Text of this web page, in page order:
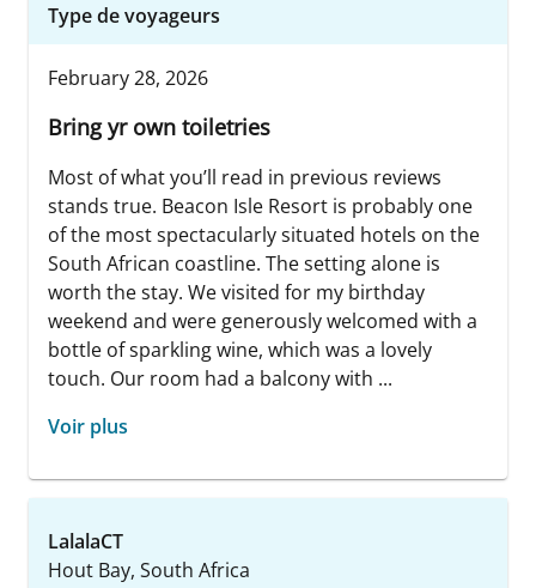
Type de voyageurs
February 28, 2026
Bring yr own toiletries
Most of what you’ll read in previous reviews
stands true. Beacon Isle Resort is probably one
of the most spectacularly situated hotels on the
South African coastline. The setting alone is
worth the stay. We visited for my birthday
weekend and were generously welcomed with a
bottle of sparkling wine, which was a lovely
touch. Our room had a balcony with ...
Voir plus
LalalaCT
Hout Bay, South Africa